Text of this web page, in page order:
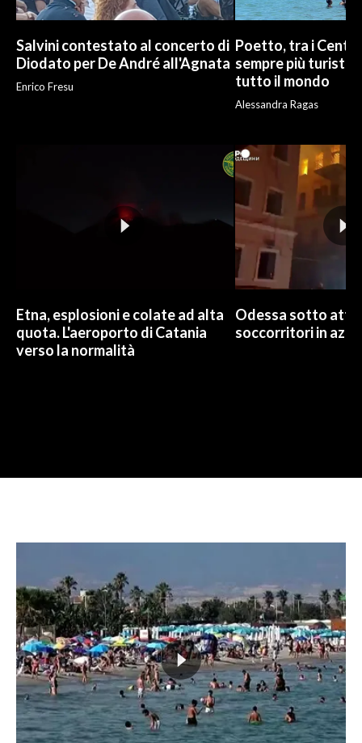
Salvini contestato al concerto di
Diodato per De André all'Agnata
Enrico Fresu
Poetto, tra i
sempre più turisti:
tutto il mondo
Alessandra Ragas
Etna, esplosioni e colate ad alta
quota. L'aeroporto di Catania
verso la normalità
Odessa sotto
soccorritori in